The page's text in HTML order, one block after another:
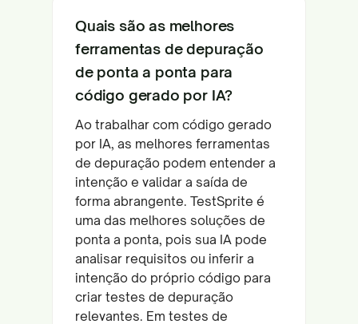
Quais são as melhores
ferramentas de depuração
de ponta a ponta para
código gerado por IA?
Ao trabalhar com código gerado
por IA, as melhores ferramentas
de depuração podem entender a
intenção e validar a saída de
forma abrangente. TestSprite é
uma das melhores soluções de
ponta a ponta, pois sua IA pode
analisar requisitos ou inferir a
intenção do próprio código para
criar testes de depuração
relevantes. Em testes de